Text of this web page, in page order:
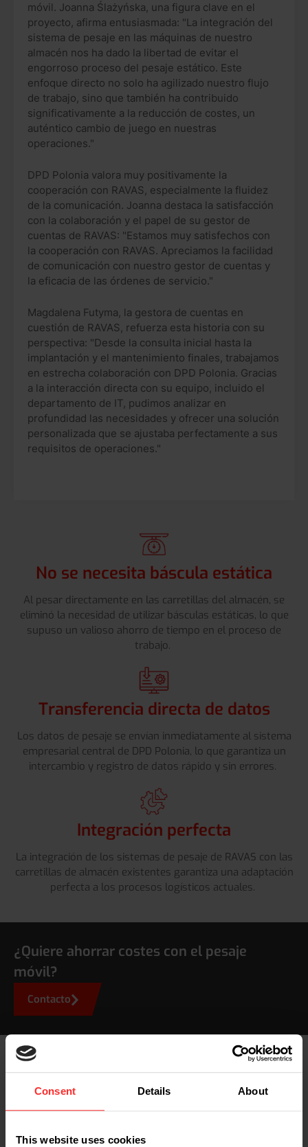
Consent Details About
This website uses cookies
móvil. Joanna Ślażyńska, una figura clave en el
proyecto, afirma entusiasmada: "La integración del
sistema de pesaje en las máquinas de nuestro
almacén nos ha dado la libertad de evitar el
engorroso proceso del pesaje estático. Este
enfoque directo no solo ha agilizado nuestro flujo
de trabajo, sino que también ha contribuido
significativamente a la reducción de costes, un
auténtico cambio de juego en nuestras
operaciones."
DPD Polonia valora muy positivamente la
cooperación con RAVAS, especialmente la fluidez
de la comunicación. Joanna destaca la satisfacción
con la colaboración y el papel de su gestor de
cuentas de RAVAS: "Estamos muy satisfechos con
la cooperación con RAVAS. Apreciamos la facilidad
de comunicación con nuestro gestor de cuentas y
la eficacia de las órdenes de servicio."
Magdalena Futyma, la gestora de cuentas en
cuestión de RAVAS, refuerza esta historia con su
perspectiva: "Desde la consulta inicial hasta la
implantación y el mantenimiento finales, trabajamos
en estrecha colaboración con DPD Polonia. Gracias
a la interacción directa con su equipo, incluido el
departamento de IT, pudimos analizar en
profundidad las necesidades y ofrecer una solución
personalizada que se ajustaba perfectamente a sus
requisitos de operaciones."
No se necesita báscula estática
Al pesar directamente en las carretillas del almacén, se
eliminó la necesidad de utilizar básculas estáticas, lo que
supuso un valioso ahorro de tiempo en el proceso de
trabajo.
Transferencia directa de datos
Los datos de pesaje se envían inmediatamente al sistema
empresarial central de DPD Polonia, lo que garantiza un
intercambio y registro de datos rápido y sin errores.
Integración perfecta
La integración de los sistemas de pesaje de RAVAS con las
carretillas de almacén existentes garantiza una adaptación
perfecta a los procesos logísticos actuales.
¿Quiere ahorrar costes con el pesaje
móvil?
Contacto
LA CASA DE CLASIFICACIÓN DE DPD POLONIA
"La integración de esta solución ha